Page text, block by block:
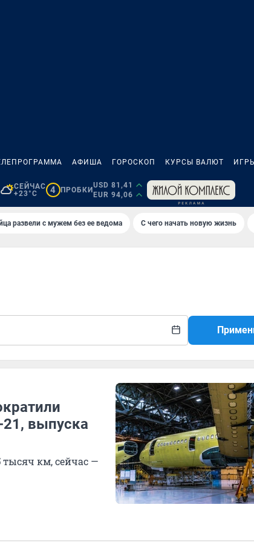
АФИША ГОРОСКОП КУРСЫ ВАЛЮТ
СЕЙЧАС
+23°C
4 ПРОБКИ
USD 81,41
EUR 94,06
развели с мужем без ее ведома С чего начать новую жизнь
выпуска
тысяч км, сейчас —